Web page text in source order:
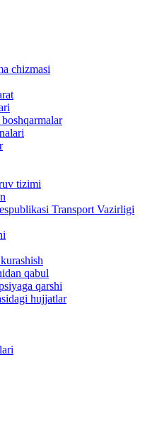
chizmasi
tizimi
Transport Vazirligi
qabul
qarshi
hujjatlar